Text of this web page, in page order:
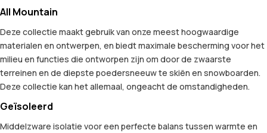
All Mountain
Deze collectie maakt gebruik van onze meest hoogwaardige
materialen en ontwerpen, en biedt maximale bescherming voor het
milieu en functies die ontworpen zijn om door de zwaarste
terreinen en de diepste poedersneeuw te skiën en snowboarden.
Deze collectie kan het allemaal, ongeacht de omstandigheden.
Geïsoleerd
Middelzware isolatie voor een perfecte balans tussen warmte en